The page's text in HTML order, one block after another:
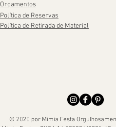
Orçamentos
Política de Reservas
Política de Retirada de Material
© 2020 por Mimia Festa